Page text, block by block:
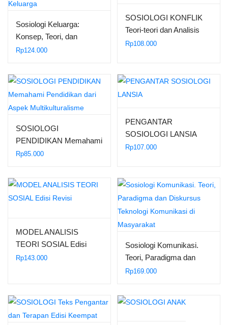
Sosiologi Keluarga:
Konsep, Teori, dan
Permasalahan Keluarga
Rp124.000
SOSIOLOGI KONFLIK
Teori-teori dan Analisis
Edisi Ketiga
Rp108.000
SOSIOLOGI
PENDIDIKAN Memahami
Pendidikan dari Aspek
Rp85.000
PENGANTAR
SOSIOLOGI LANSIA
Rp107.000
MODEL ANALISIS
TEORI SOSIAL Edisi
Revisi
Rp143.000
Sosiologi Komunikasi.
Teori, Paradigma dan
Diskursus Teknologi
Rp169.000